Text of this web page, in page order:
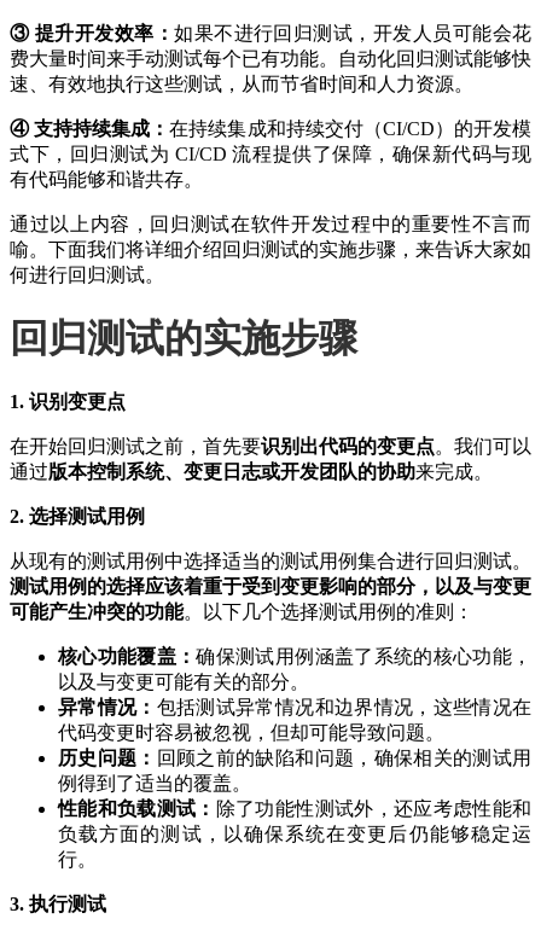
③ 提升开发效率：如果不进行回归测试，开发人员可能会花
费大量时间来手动测试每个已有功能。自动化回归测试能够快
速、有效地执行这些测试，从而节省时间和人力资源。
④ 支持持续集成：在持续集成和持续交付（CI/CD）的开发模
式下，回归测试为 CI/CD 流程提供了保障，确保新代码与现
有代码能够和谐共存。
通过以上内容，回归测试在软件开发过程中的重要性不言而
喻。下面我们将详细介绍回归测试的实施步骤，来告诉大家如
何进行回归测试。
回归测试的实施步骤
1. 识别变更点
在开始回归测试之前，首先要识别出代码的变更点。我们可以
通过版本控制系统、变更日志或开发团队的协助来完成。
2. 选择测试用例
从现有的测试用例中选择适当的测试用例集合进行回归测试。
测试用例的选择应该着重于受到变更影响的部分，以及与变更
可能产生冲突的功能。以下几个选择测试用例的准则：
核心功能覆盖：确保测试用例涵盖了系统的核心功能，
以及与变更可能有关的部分。
异常情况： 包括测试异常情况和边界情况，这些情况在
代码变更时容易被忽视，但却可能导致问题。
历史问题： 回顾之前的缺陷和问题，确保相关的测试用
例得到了适当的覆盖。
性能和负载测试： 除了功能性测试外，还应考虑性能和
负载方面的测试，以确保系统在变更后仍能够稳定运
行。
3. 执行测试